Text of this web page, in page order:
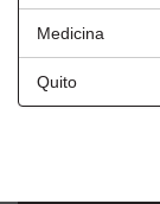
Medicina
Quito